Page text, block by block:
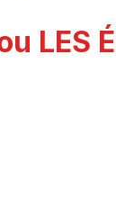
LES